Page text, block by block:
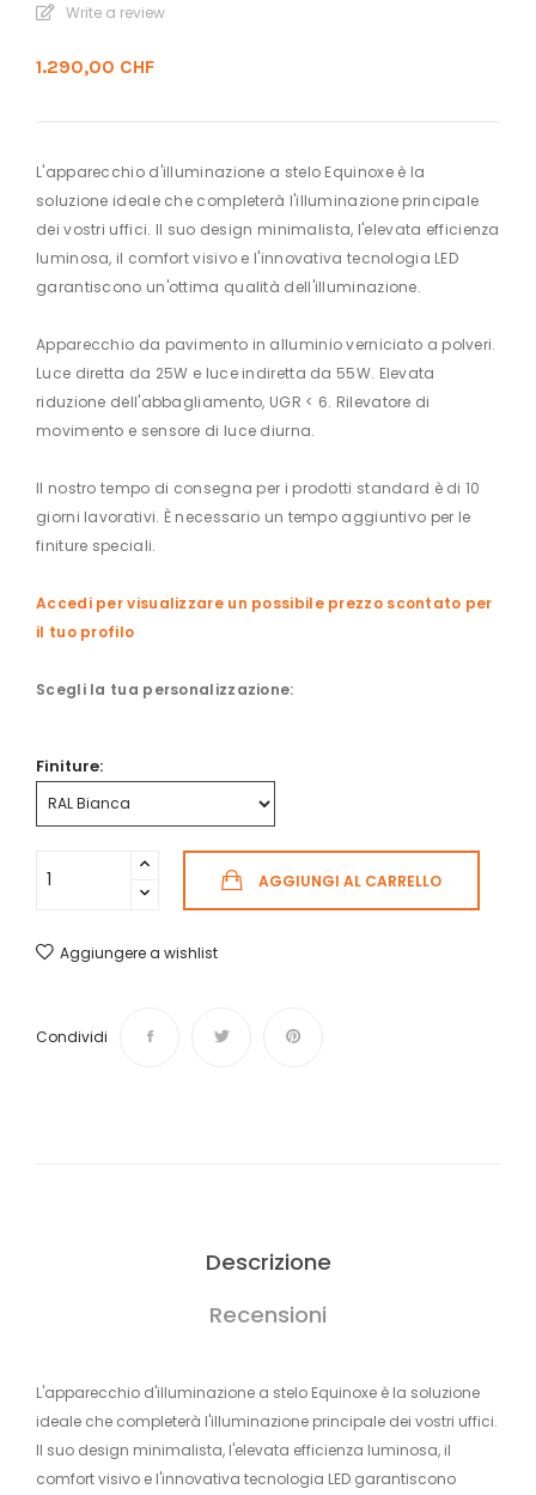
Write a review
1.290,00 CHF
L'apparecchio d'illuminazione a stelo Equinoxe è la
soluzione ideale che completerà l'illuminazione principale
dei vostri uffici. Il suo design minimalista, l'elevata efficienza
luminosa, il comfort visivo e l'innovativa tecnologia LED
garantiscono un'ottima qualità dell'illuminazione.
Apparecchio da pavimento in alluminio verniciato a polveri.
Luce diretta da 25W e luce indiretta da 55W. Elevata
riduzione dell'abbagliamento, UGR < 6. Rilevatore di
movimento e sensore di luce diurna.
Il nostro tempo di consegna per i prodotti standard è di 10
giorni lavorativi. È necessario un tempo aggiuntivo per le
finiture speciali.
Accedi per visualizzare un possibile prezzo scontato per
il tuo profilo
Scegli la tua personalizzazione:
Finiture:
AGGIUNGI AL CARRELLO
Aggiungere a wishlist
Condividi
Descrizione
Recensioni
L'apparecchio d'illuminazione a stelo Equinoxe è la soluzione
ideale che completerà l'illuminazione principale dei vostri uffici.
Il suo design minimalista, l'elevata efficienza luminosa, il
comfort visivo e l'innovativa tecnologia LED garantiscono